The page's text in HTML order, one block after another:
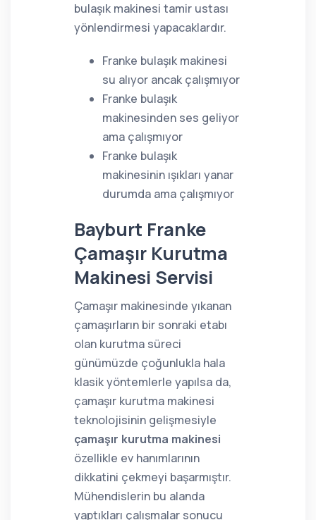
bulaşık makinesi tamir ustası
yönlendirmesi yapacaklardır.
Franke bulaşık makinesi
su alıyor ancak çalışmıyor
Franke bulaşık
makinesinden ses geliyor
ama çalışmıyor
Franke bulaşık
makinesinin ışıkları yanar
durumda ama çalışmıyor
Bayburt Franke
Çamaşır Kurutma
Makinesi Servisi
Çamaşır makinesinde yıkanan
çamaşırların bir sonraki etabı
olan kurutma süreci
günümüzde çoğunlukla hala
klasik yöntemlerle yapılsa da,
çamaşır kurutma makinesi
teknolojisinin gelişmesiyle
çamaşır kurutma makinesi
özellikle ev hanımlarının
dikkatini çekmeyi başarmıştır.
Mühendislerin bu alanda
yaptıkları çalışmalar sonucu